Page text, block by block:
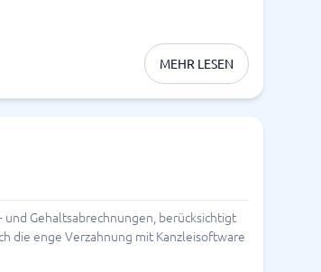
MEHR LESEN
Gehaltsabrechnungen, berücksichtigt
die enge Verzahnung mit Kanzleisoftware